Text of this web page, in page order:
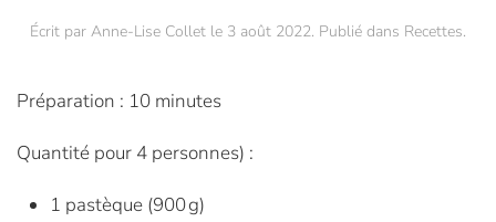
Écrit par Anne-Lise Collet le 3 août 2022. Publié dans Recettes.
Préparation : 10 minutes
Quantité pour 4 personnes) :
1 pastèque (900 g)